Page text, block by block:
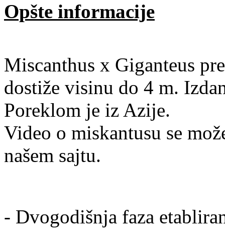
Opšte informacije
Miscanthus x Giganteus
dostiže visinu do 4 m.
Poreklom je iz Azije.
Video o miskantusu se
našem sajtu.
- Dvogodišnja faza